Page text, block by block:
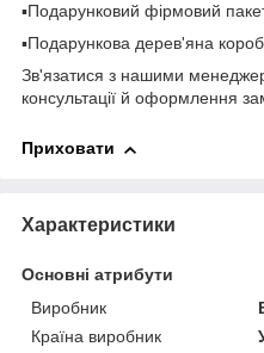
▪️Подарунковий фірмовий
▪️Подарункова дерев'яна
Зв'язатися з нашими
консультації й оформлення
Приховати
Характеристики
Основні атрибути
Виробник
Країна виробник